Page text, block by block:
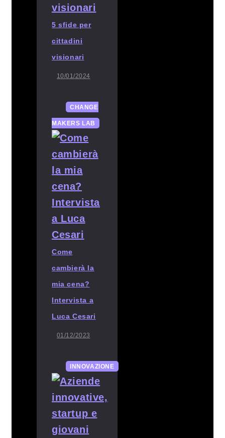
5 sfide per
cittadini
visionari
10/01/2024
CHANGE
MAKERS LAB
Come
cambierà la
mia cena?
Intervista a
Luca Cesari
01/12/2023
INNOVAZIONE